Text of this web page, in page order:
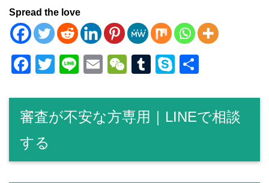
Spread the love
F
c
e
b
o
T
tt
er
Li
e
E
ail
W
C
h
T
m
bl
S
p
e
審査が不安な方専用｜LINEで相談
する